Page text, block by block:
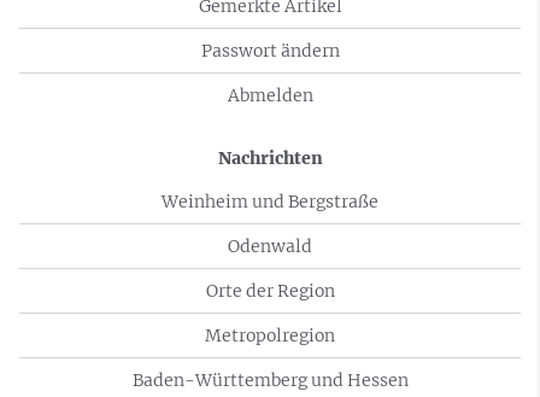
Gemerkte Artikel
Passwort ändern
Abmelden
Nachrichten
Weinheim und Bergstraße
Odenwald
Orte der Region
Metropolregion
Baden-Württemberg und Hessen